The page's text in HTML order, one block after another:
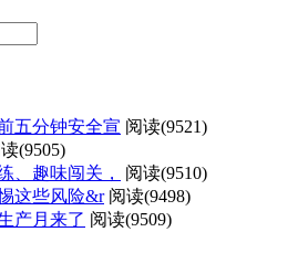
五分钟安全宣 阅读(9521)
(9505)
、趣味闯关，
阅读(9510)
这些风险&r 阅读(9498)
产月来了 阅读(9509)